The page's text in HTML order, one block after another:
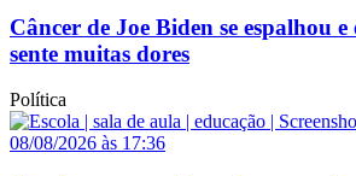
Câncer de Joe Biden se espalhou e
sente muitas dores
Política
08/08/2026 às 17:36